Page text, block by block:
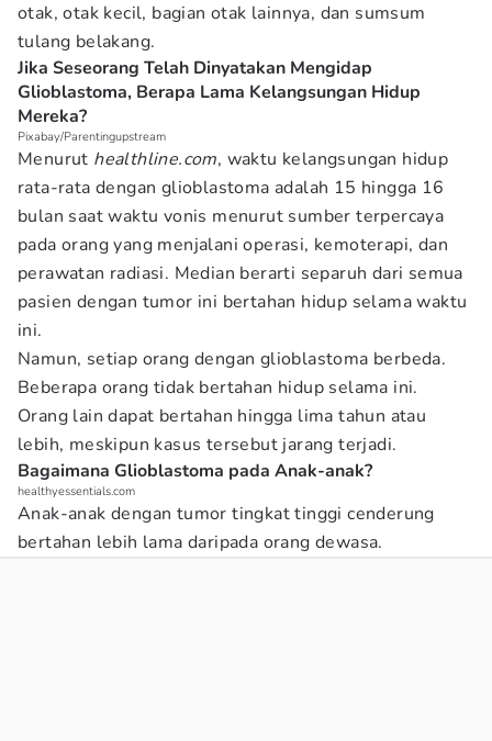
otak, otak kecil, bagian otak lainnya, dan sumsum
tulang belakang.
Jika Seseorang Telah Dinyatakan Mengidap
Glioblastoma, Berapa Lama Kelangsungan Hidup
Mereka?
Pixabay/Parentingupstream
Menurut healthline.com, waktu kelangsungan hidup
rata-rata dengan glioblastoma adalah 15 hingga 16
bulan saat waktu vonis menurut sumber terpercaya
pada orang yang menjalani operasi, kemoterapi, dan
perawatan radiasi. Median berarti separuh dari semua
pasien dengan tumor ini bertahan hidup selama waktu
ini.
Namun, setiap orang dengan glioblastoma berbeda.
Beberapa orang tidak bertahan hidup selama ini.
Orang lain dapat bertahan hingga lima tahun atau
lebih, meskipun kasus tersebut jarang terjadi.
Bagaimana Glioblastoma pada Anak-anak?
healthyessentials.com
Anak-anak dengan tumor tingkat tinggi cenderung
bertahan lebih lama daripada orang dewasa.